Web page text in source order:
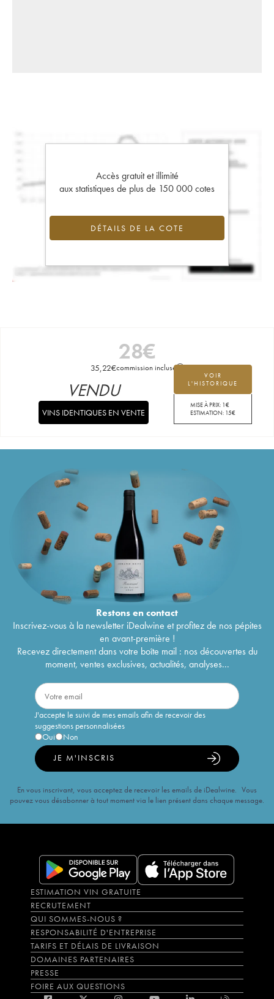
Accès gratuit et illimité
aux statistiques de plus de 150 000 cotes
DÉTAILS DE LA COTE
28€
35,22€commission incluse
VOIR
L'HISTORIQUE
MISE À PRIX: 1€
ESTIMATION: 15€
VENDU
VINS IDENTIQUES EN VENTE
Restons encontact
Inscrivez-vous à la newsletter iDealwine et profitez de nos pépites
en avant-première !
Recevez directement dans votre boîte mail : nos découvertes du
moment, ventes exclusives, actualités, analyses...
J'accepte le suivi de mes emails afin de recevoir des
suggestions personnalisées
Oui
Non
JE M'INSCRIS
En vous inscrivant, vous acceptez de recevoir les emails de iDealwine. Vous
pouvez vous désabonner à tout moment via le lien présent dans chaque message.
ESTIMATION VIN GRATUITE
RECRUTEMENT
QUI SOMMES-NOUS ?
RESPONSABILITÉ D'ENTREPRISE
TARIFS ET DÉLAIS DE LIVRAISON
DOMAINES PARTENAIRES
PRESSE
FOIRE AUX QUESTIONS